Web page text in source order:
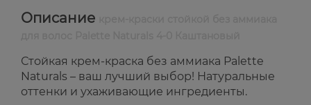
Описание
Стойкая крем-краска без аммиака Palette
Naturals – ваш лучший выбор! Натуральные
оттенки и ухаживающие ингредиенты.